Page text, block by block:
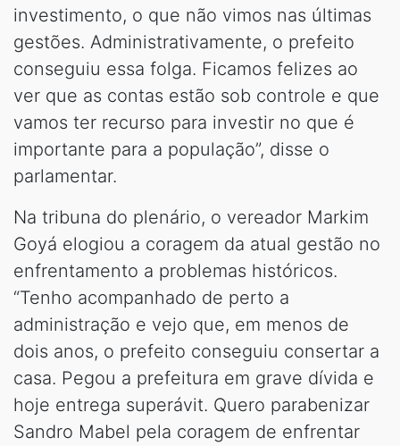
investimento, o que não vimos nas últimas
gestões. Administrativamente, o prefeito
conseguiu essa folga. Ficamos felizes ao
ver que as contas estão sob controle e que
vamos ter recurso para investir no que é
importante para a população”, disse o
parlamentar.
Na tribuna do plenário, o vereador Markim
Goyá elogiou a coragem da atual gestão no
enfrentamento a problemas históricos.
“Tenho acompanhado de perto a
administração e vejo que, em menos de
dois anos, o prefeito conseguiu consertar a
casa. Pegou a prefeitura em grave dívida e
hoje entrega superávit. Quero parabenizar
Sandro Mabel pela coragem de enfrentar